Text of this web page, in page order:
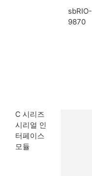
C 시리즈
시리얼 인
터페이스
모듈
sbRIO-
9870